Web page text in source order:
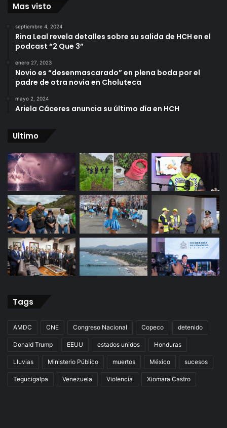
Mas visto
septiembre 4, 2024
Rina Leal revela detalles sobre su salida de HCH en el
podcast “2 Que 3”
enero 27, 2023
Novio es “desenmascarado” en plena boda por el
padre de otra novia en Choluteca
mayo 2, 2024
Ariela Cáceres anuncia su último día en HCH
Ultimo
Tags
AMDC CNE Congreso Nacional Copeco detenido
Donald Trump EEUU estados unidos Honduras
Lluvias Ministerio Público muertos México sucesos
Tegucigalpa Venezuela Violencia Xiomara Castro